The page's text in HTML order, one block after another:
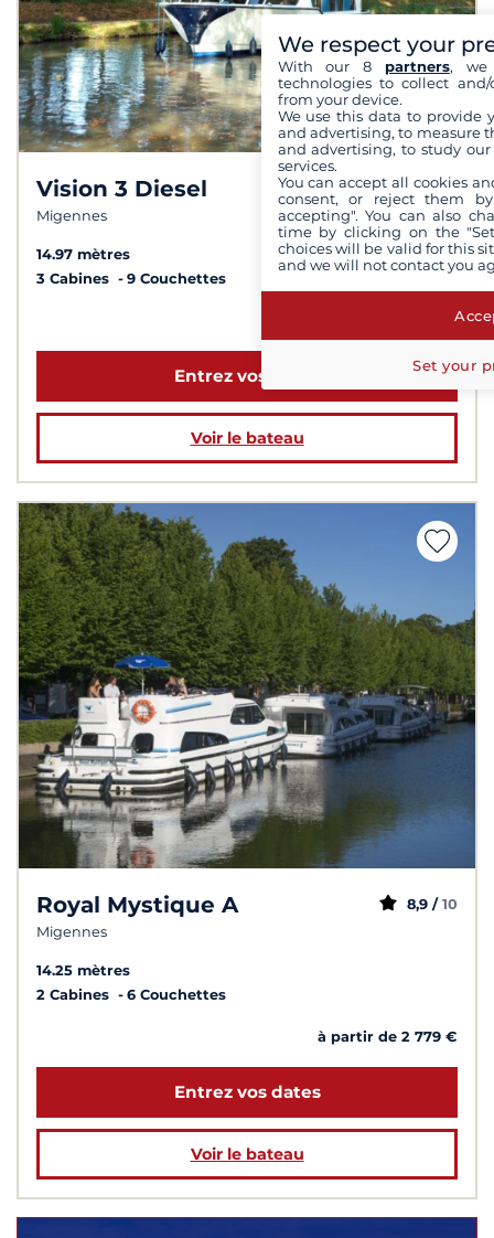
Vision 3 Diesel
Migennes
8,0 /10
14.97 mètres
3 Cabines
9 Couchettes
à partir de 2 619 €
Entrez vos dates
Voir le bateau
Royal Mystique A
Migennes
8,9 / 10
14.25 mètres
2 Cabines
6 Couchettes
à partir de 2 779 €
Entrez vos dates
Voir le bateau
We respect your
With our 8 partners, we
technologies to collect
from your device.
We use this data to provide
and advertising, to measure
and advertising, to study
services.
You can accept all cookies
consent, or reject them
accepting". You can also
time by clicking on the
choices will be valid for this
and we will not contact you
Set your